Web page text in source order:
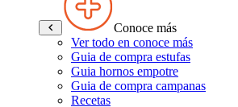
Conoce más
Ver todo en conoce más
Guia de compra estufas
Guia hornos empotre
Guia de compra campanas
Recetas